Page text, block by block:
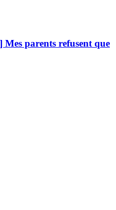
parents refusent que